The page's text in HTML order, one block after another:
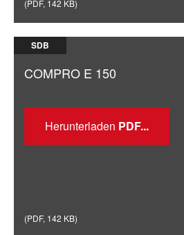
(PDF, 142 KB)
SDB
COMPRO E 150
Herunterladen
(PDF, 142 KB)